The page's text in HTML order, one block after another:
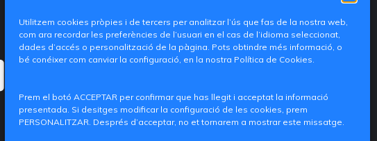
Utilitzem cookies pròpies i de tercers per analitzar l’ús que fas de la nostra web,
com ara recordar les preferències de l’usuari en el cas de l’idioma seleccionat,
dades d’accés o personalització de la pàgina. Pots obtindre més informació, o
bé conéixer com canviar la configuració, en la nostra Política de Cookies.
Prem el botó ACCEPTAR per confirmar que has llegit i acceptat la informació
presentada. Si desitges modificar la configuració de les cookies, prem
PERSONALITZAR. Després d’acceptar, no et tornarem a mostrar este missatge.